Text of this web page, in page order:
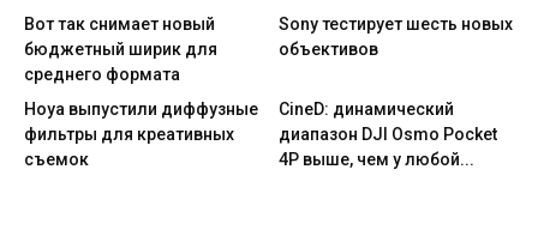
Вот так снимает новый
бюджетный ширик для
среднего формата
Sony тестирует шесть новых
объективов
Hoya выпустили диффузные
фильтры для креативных
съемок
CineD: динамический
диапазон DJI Osmo Pocket
4P выше, чем у любой...